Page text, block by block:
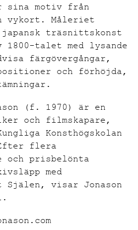
sina motiv från
vykort. Måleriet
träsnittskonst
talet med lysande
färgövergångar,
och förhöjda,
(f. 1970) är en
och filmskapare,
Konsthögskolan
flera
och prisbelönta
med
Själen, visar Jonason